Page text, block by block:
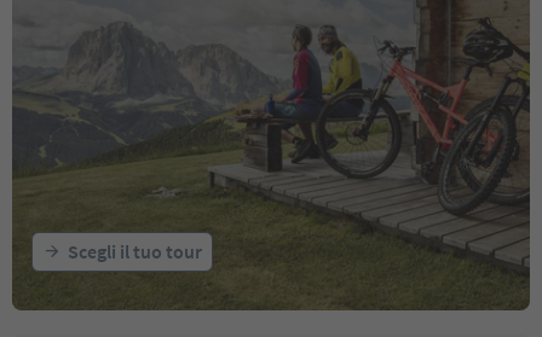
Scegli il tuo tour